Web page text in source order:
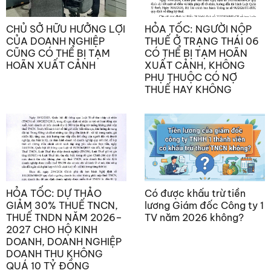
CHỦ SỞ HỮU HƯỞNG LỢI
CỦA DOANH NGHIỆP
CŨNG CÓ THỂ BỊ TẠM
HOÃN XUẤT CẢNH
HỎA TỐC: NGƯỜI NỘP
THUẾ Ở TRẠNG THÁI 06
CÓ THỂ BỊ TẠM HOÃN
XUẤT CẢNH, KHÔNG
PHỤ THUỘC CÓ NỢ
THUẾ HAY KHÔNG
HỎA TỐC: DỰ THẢO
GIẢM 30% THUẾ TNCN,
THUẾ TNDN NĂM 2026–
2027 CHO HỘ KINH
DOANH, DOANH NGHIỆP
DOANH THU KHÔNG
QUÁ 10 TỶ ĐỒNG
Có được khấu trừ tiền
lương Giám đốc Công ty 1
TV năm 2026 không?